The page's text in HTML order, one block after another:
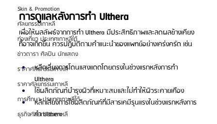
Skin & Promotion
ศัลยกรรมเกาหลี
ท่องเที่ยว ประเทศเกาหลีใต้
ข่าวดารา ศิลปิน นักแสดง
ราคาศัลยกรรมเกาหลี
ราคาศัลยกรรมเกาหลี
การศึกษา ประเทศเกาหลีใต้
ธุรกิจศัลยกรรมเกาหลี
การดูแลหลังการทำ Ulthera
เพื่อให้ผลลัพธ์จากการทำ Ulthera มีประสิทธิภาพและลดผลข้างเคียง
ที่อาจเกิดขึ้น ควรปฏิบัติตามคำแนะนำของแพทย์อย่างเคร่งครัด เช่น
หลีกเลี่ยงการโดนแสงแดดโดยตรงในช่วงแรกหลังการทำ
Ulthera
ใช้ผลิตภัณฑ์บำรุงผิวที่เหมาะสมและไม่ทำให้ผิวระคายเคือง
หลีกเลี่ยงการใช้ผลิตภัณฑ์ที่มีสารเคมีรุนแรงในช่วงแรกหลังการ
ทำ Ulthera